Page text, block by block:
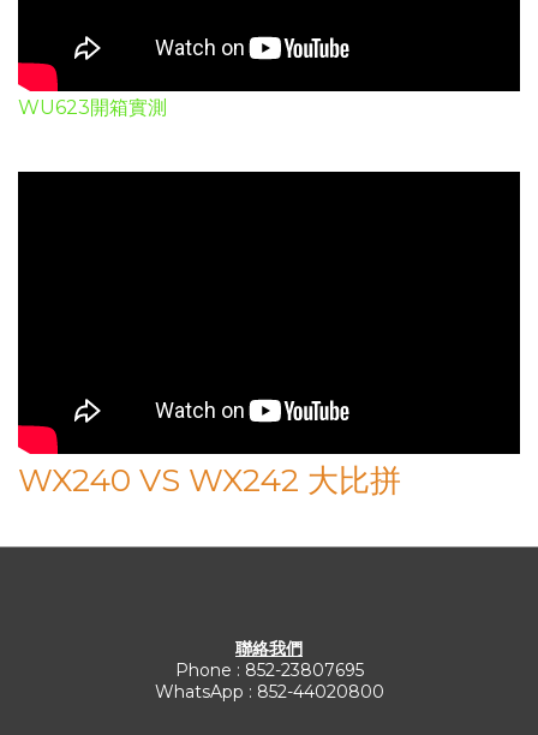
WU623開箱實測
WX240 VS WX242 大比拼
聯絡我們
Phone : 852-23807695
WhatsApp : 852-44020800